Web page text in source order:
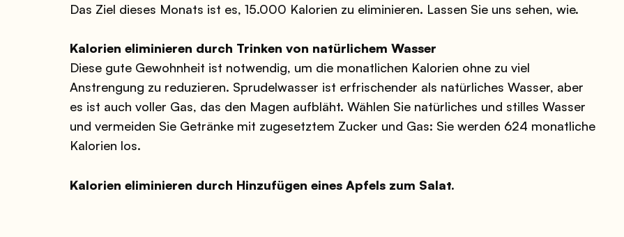
Das Ziel dieses Monats ist es, 15.000 Kalorien zu eliminieren. Lassen Sie uns sehen, wie.
Kalorien eliminieren durch Trinken von natürlichem Wasser
Diese gute Gewohnheit ist notwendig, um die monatlichen Kalorien ohne zu viel
Anstrengung zu reduzieren. Sprudelwasser ist erfrischender als natürliches Wasser, aber
es ist auch voller Gas, das den Magen aufbläht. Wählen Sie natürliches und stilles Wasser
und vermeiden Sie Getränke mit zugesetztem Zucker und Gas: Sie werden 624 monatliche
Kalorien los.
Kalorien eliminieren durch Hinzufügen eines Apfels zum Salat.